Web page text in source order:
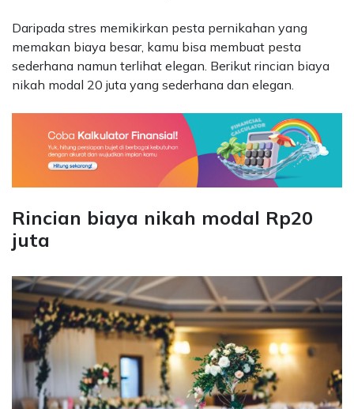
Daripada stres memikirkan pesta pernikahan yang
memakan biaya besar, kamu bisa membuat pesta
sederhana namun terlihat elegan. Berikut rincian biaya
nikah modal 20 juta yang sederhana dan elegan.
Rincian biaya nikah modal Rp20
juta